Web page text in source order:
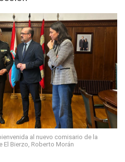
al nuevo comisario de la
El Bierzo, Roberto Morán